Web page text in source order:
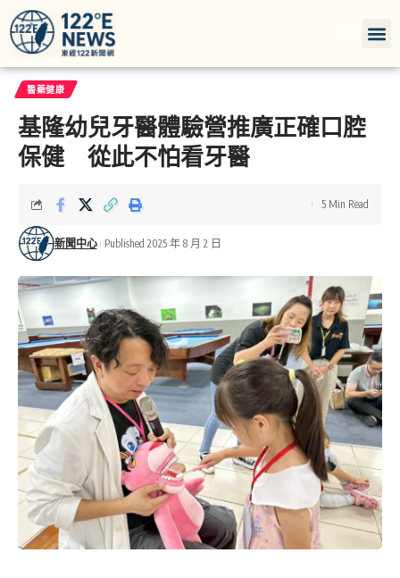
醫藥健康
基隆幼兒牙醫體驗營推廣正確口腔
保健 從此不怕看牙醫
新聞中心 Published 2025 年 8 月 2 日
5 Min Read